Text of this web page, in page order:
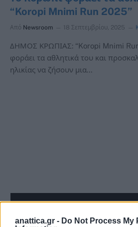
anattica.gr - Do Not Process My
“Koropi Mnimi Run 2025”
Από Newsroom 18 Σεπτεμβρίου, 2025
ΔΗΜΟΣ ΚΡΩΠΙΑΣ: “Koropi Mnimi
φοράει τα αθλητικά του και
ηλικίας να ζήσουν μια…